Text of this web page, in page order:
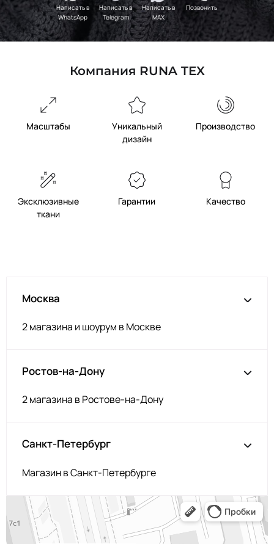
Написать в
WhatsApp
Написать в
Telegram
Написать в
MAX
Позвонить
Компания RUNA TEX
Масштабы
Уникальный
дизайн
Производство
Эксклюзивные
ткани
Гарантии Качество
Москва
2 магазина и шоурум в Москве
Ростов-на-Дону
2 магазина в Ростове-на-Дону
Санкт-Петербург
Магазин в Санкт-Петербурге